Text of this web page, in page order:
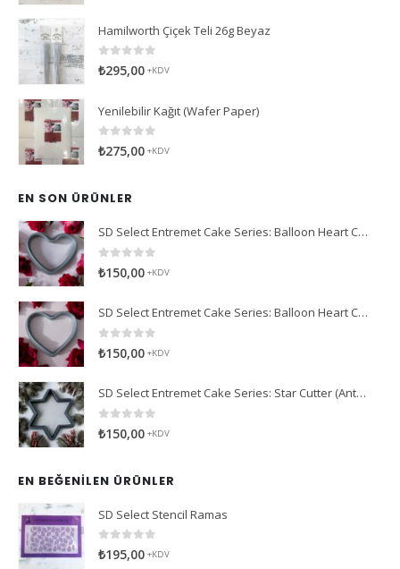
Hamilworth Çiçek Teli 26g Beyaz
0 5 üzerinden
₺295,00 +KDV
Yenilebilir Kağıt (Wafer Paper)
0 5 üzerinden
₺275,00 +KDV
EN SON ÜRÜNLER
SD Select Entremet Cake Series: Balloon Heart Cutter Small Cutter (Antreme Pasta Serisi: Balon Kalp Kesici)
0 5 üzerinden
₺150,00 +KDV
SD Select Entremet Cake Series: Balloon Heart Cutter Cutter (Antreme Pasta Serisi: Balon Kalp Kesici)
0
₺150,00 +KDV
SD Select Entremet Cake Series: Star Cutter (Antreme Pasta Serisi: Yıldız Kesici)
0
₺150,00 +KDV
EN BEĞENILEN ÜRÜNLER
SD Select Stencil Ramas
0 5 üzerinden
₺195,00 +KDV